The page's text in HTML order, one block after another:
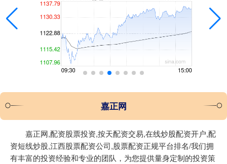
嘉正网
嘉正网,配资股票投资,按天配资交易,在线炒股配资开户,配
资短线炒股,江西股票配资公司,股票配资正规平台排名/我们拥
有丰富的投资经验和专业的团队，为您提供量身定制的投资策